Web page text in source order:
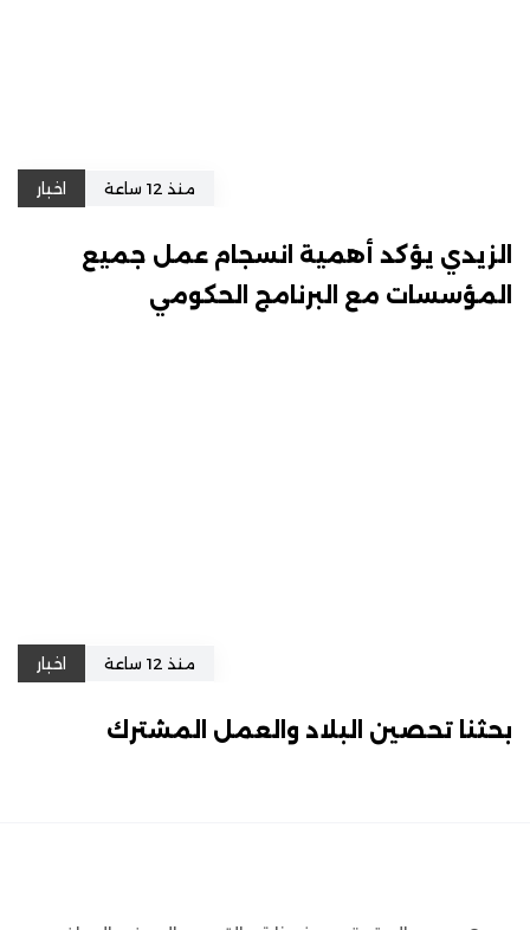
منذ 12 ساعة اخبار
الزيدي يؤكد أهمية انسجام عمل جميع
المؤسسات مع البرنامج الحكومي
منذ 12 ساعة اخبار
بحثنا تحصين البلاد والعمل المشترك